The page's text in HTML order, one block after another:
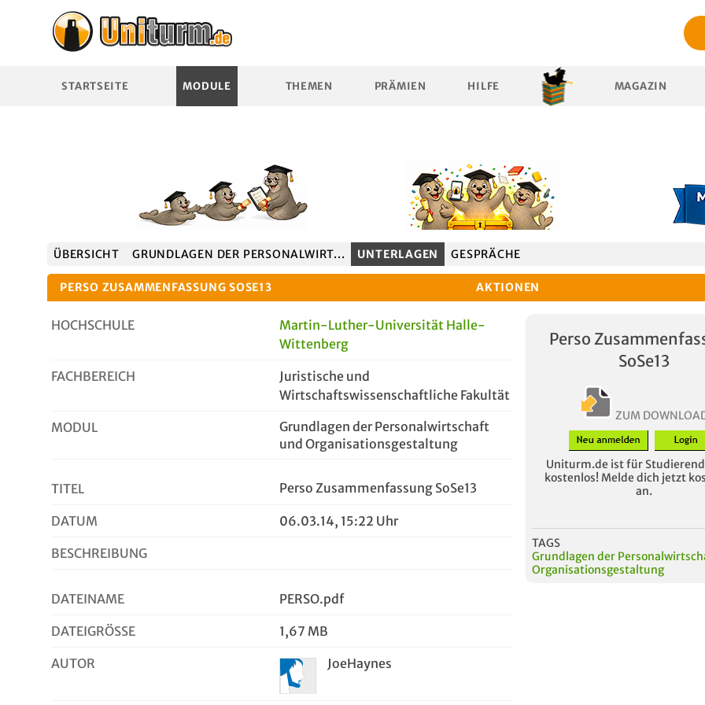
STARTSEITE MODULE THEMEN PRÄMIEN HILFE MAGAZIN
ÜBERSICHT GRUNDLAGEN DER PERSONALWIRT... UNTERLAGEN GESPRÄCHE
PERSO ZUSAMMENFASSUNG SOSE13 AKTIONEN
HOCHSCHULE
Martin-Luther-Universität Halle-
Wittenberg
FACHBEREICH
Juristische und
Wirtschaftswissenschaftliche Fakultät
MODUL
Grundlagen der Personalwirtschaft
und Organisationsgestaltung
TITEL Perso Zusammenfassung SoSe13
DATUM 06.03.14, 15:22 Uhr
BESCHREIBUNG
DATEINAME PERSO.pdf
DATEIGRÖSSE 1,67 MB
AUTOR JoeHaynes
Perso
SoSe13
ZUM
Uniturm.de ist für
kostenlos! Melde dich jetzt
an.
TAGS
Grundlagen der
Organisationsgestaltung